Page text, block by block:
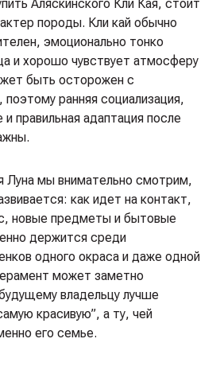
Аляскинского Кли Кая, стоит
породы. Кли кай обычно
эмоционально тонко
и хорошо чувствует атмосферу
быть осторожен с
ранняя социализация,
правильная адаптация после
Луна мы внимательно смотрим,
как идет на контакт,
новые предметы и бытовые
держится среди
одного окраса и даже одной
может заметно
владельцу лучше
красивую”, а ту, чей
его семье.